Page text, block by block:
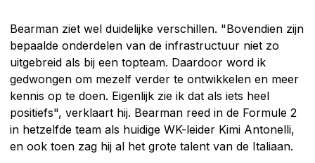
Bearman ziet wel duidelijke verschillen. "Bovendien zijn
bepaalde onderdelen van de infrastructuur niet zo
uitgebreid als bij een topteam. Daardoor word ik
gedwongen om mezelf verder te ontwikkelen en meer
kennis op te doen. Eigenlijk zie ik dat als iets heel
positiefs", verklaart hij. Bearman reed in de Formule 2
in hetzelfde team als huidige WK-leider Kimi Antonelli,
en ook toen zag hij al het grote talent van de Italiaan.